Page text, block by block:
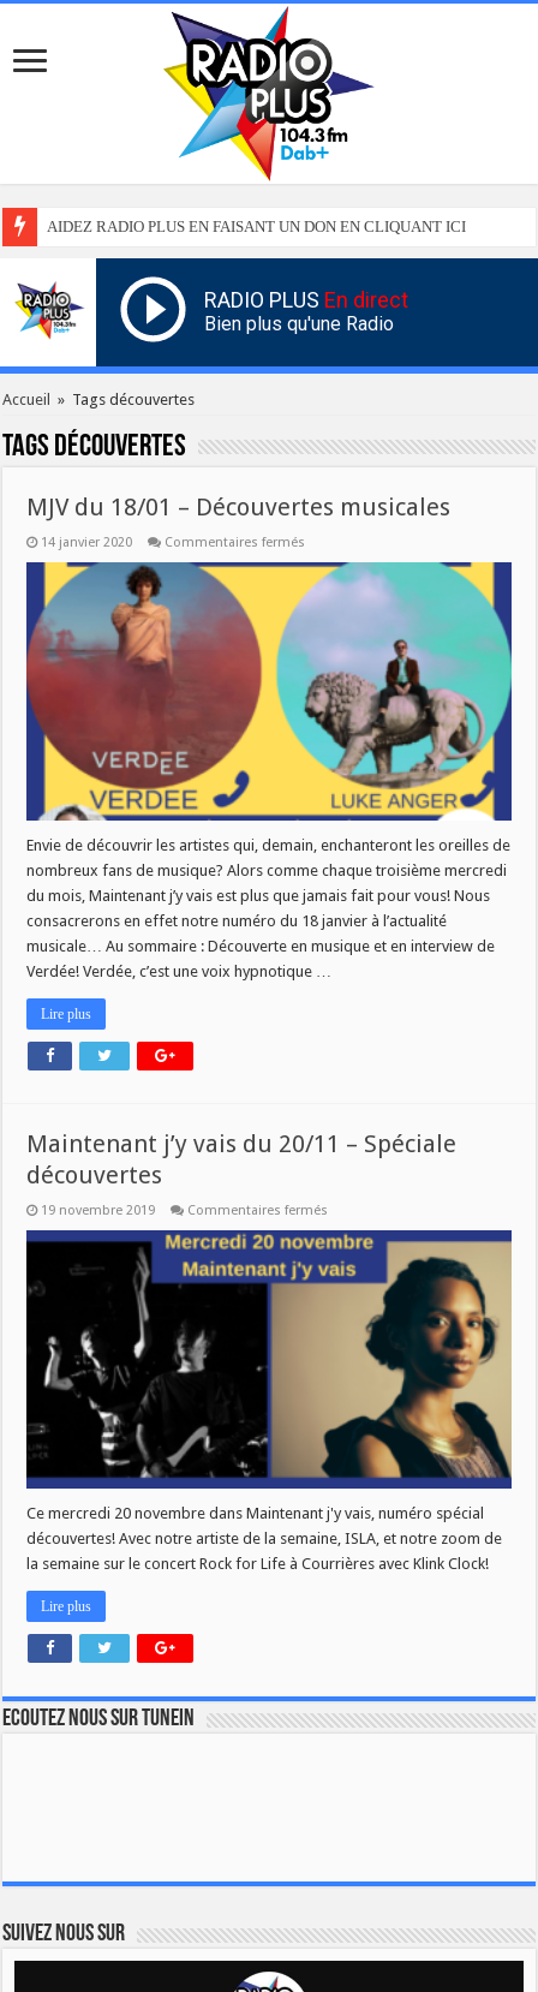
AIDEZ RADIO PLUS EN FAISANT UN DON EN CLIQUANT ICI
RADIO PLUS En direct
Bien plus qu'une Radio
Accueil » Tags découvertes
Tags découvertes
MJV du 18/01 – Découvertes musicales
14 janvier 2020 Commentaires fermés
18/01
Envie de découvrir les artistes qui, demain, enchanteront les oreilles de
nombreux fans de musique? Alors comme chaque troisième mercredi
du mois, Maintenant j’y vais est plus que jamais fait pour vous! Nous
consacrerons en effet notre numéro du 18 janvier à l’actualité
musicale… Au sommaire : Découverte en musique et en interview de
Verdée! Verdée, c’est une voix hypnotique …
Lire plus
Maintenant j’y vais du 20/11 – Spéciale
découvertes
19 novembre 2019 Commentaires fermés
j’y
du
20/11
Spéciale
découvertes
Ce mercredi 20 novembre dans Maintenant j'y vais, numéro spécial
découvertes! Avec notre artiste de la semaine, ISLA, et notre zoom de
la semaine sur le concert Rock for Life à Courrières avec Klink Clock!
Lire plus
Ecoutez nous sur TuneIn
Suivez nous sur